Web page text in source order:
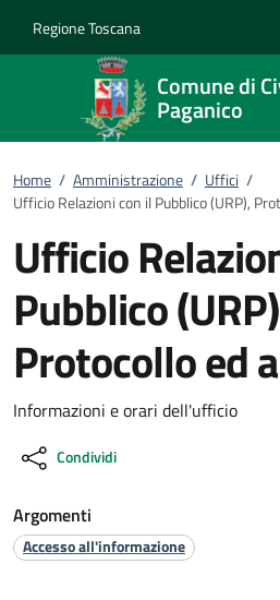
Regione Toscana
Comune di
Paganico
Home / Amministrazione / Uffici /
Ufficio Relazioni con il Pubblico (URP),
Ufficio
Pubblico
Protocollo ed
Informazioni e orari dell'ufficio
Condividi
Argomenti
Accesso all'informazione